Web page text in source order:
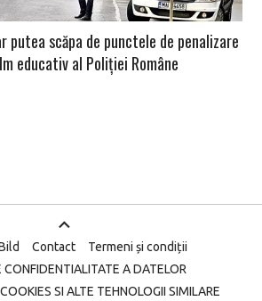
putea scăpa de punctele de penalizare
educativ al Poliției Române
Contact
Termeni și condiții
CONFIDENTIALITATE A DATELOR
SI ALTE TEHNOLOGII SIMILARE